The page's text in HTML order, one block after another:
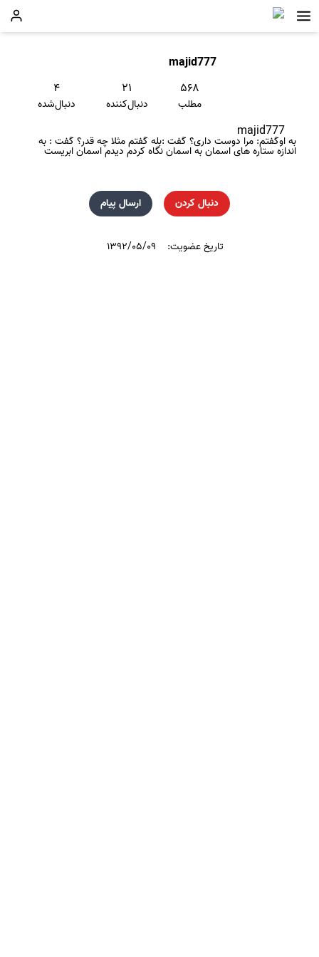
majid777
۵۶۸
مطلب
۲۱
دنبال‌کننده
۴
دنبال‌شده
majid777
به اوگفتم: مرا دوست داری؟ گفت :بله گفتم مثلا چه قدر؟ گفت : به
اندازه ستاره های اسمان به اسمان نگاه کردم دیدم اسمان ابریست
دنبال کردن ارسال پیام
تاریخ عضویت: ۱۳۹۲/۰۵/۰۹